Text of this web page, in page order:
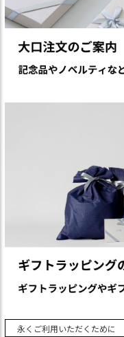
永くご利用いただくために